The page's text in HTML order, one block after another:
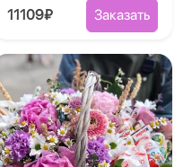
11109₽ Заказать